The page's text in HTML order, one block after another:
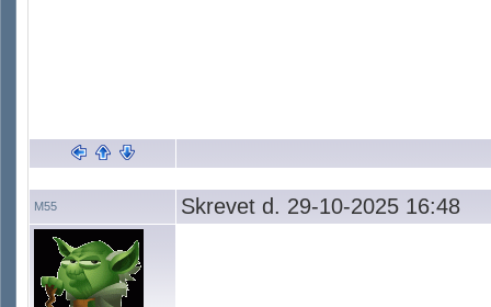
M55 Skrevet d. 29-10-2025 16:48